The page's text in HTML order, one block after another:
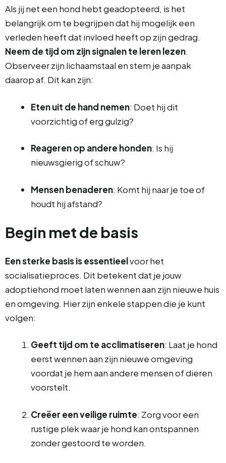
Als jij net een hond hebt geadopteerd, is het
belangrijk om te begrijpen dat hij mogelijk een
verleden heeft dat invloed heeft op zijn gedrag.
Neem de tijd om zijn signalen te leren lezen.
Observeer zijn lichaamstaal en stem je aanpak
daarop af. Dit kan zijn:
Eten uit de hand nemen: Doet hij dit
voorzichtig of erg gulzig?
Reageren op andere honden: Is hij
nieuwsgierig of schuw?
Mensen benaderen: Komt hij naar je toe of
houdt hij afstand?
Begin met de basis
Een sterke basis is essentieelvoor het
socialisatieproces. Dit betekent dat je jouw
adoptiehond moet laten wennen aan zijn nieuwe huis
en omgeving. Hier zijn enkele stappen die je kunt
volgen:
Geeft tijd om te acclimatiseren: Laat je hond
eerst wennen aan zijn nieuwe omgeving
voordat je hem aan andere mensen of dieren
voorstelt.
Creëer een veilige ruimte: Zorg voor een
rustige plek waar je hond kan ontspannen
zonder gestoord te worden.